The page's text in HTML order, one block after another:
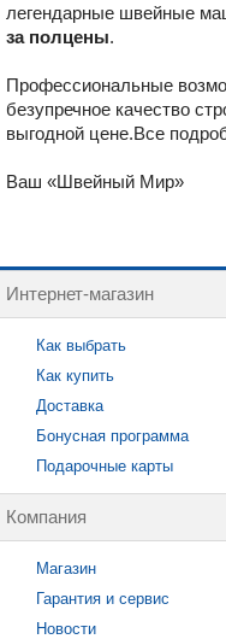
легендарные швейные
за полцены.
Профессиональные
безупречное качество
выгодной цене.Все
Ваш «Швейный Мир»
Интернет-магазин
Как выбрать
Как купить
Доставка
Бонусная программа
Подарочные карты
Компания
Магазин
Гарантия и сервис
Новости